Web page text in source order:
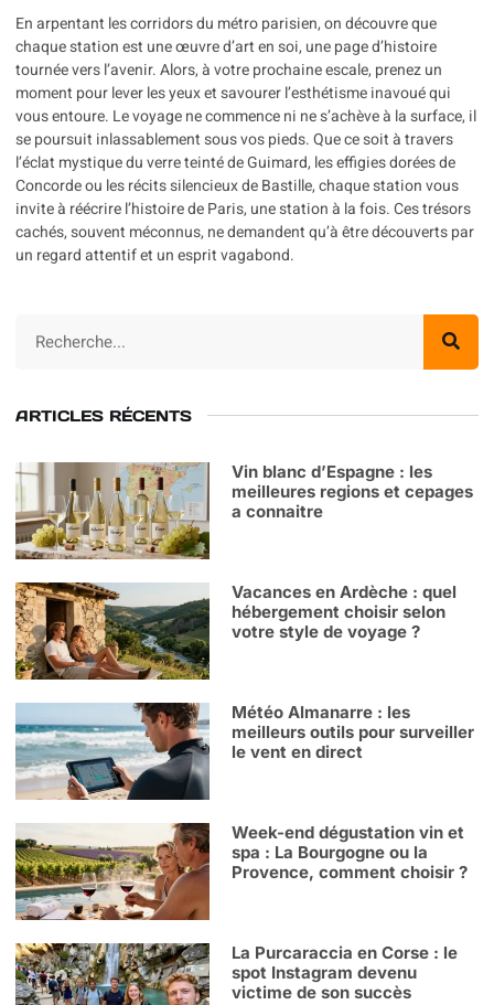
En arpentant les corridors du métro parisien, on découvre que
chaque station est une œuvre d’art en soi, une page d’histoire
tournée vers l’avenir. Alors, à votre prochaine escale, prenez un
moment pour lever les yeux et savourer l’esthétisme inavoué qui
vous entoure. Le voyage ne commence ni ne s’achève à la surface, il
se poursuit inlassablement sous vos pieds. Que ce soit à travers
l’éclat mystique du verre teinté de Guimard, les effigies dorées de
Concorde ou les récits silencieux de Bastille, chaque station vous
invite à réécrire l’histoire de Paris, une station à la fois. Ces trésors
cachés, souvent méconnus, ne demandent qu’à être découverts par
un regard attentif et un esprit vagabond.
ARTICLES RÉCENTS
Vin blanc d’Espagne : les
meilleures regions et cepages
a connaitre
Vacances en Ardèche : quel
hébergement choisir selon
votre style de voyage ?
Météo Almanarre : les
meilleurs outils pour surveiller
le vent en direct
Week-end dégustation vin et
spa : La Bourgogne ou la
Provence, comment choisir ?
La Purcaraccia en Corse : le
spot Instagram devenu
victime de son succès